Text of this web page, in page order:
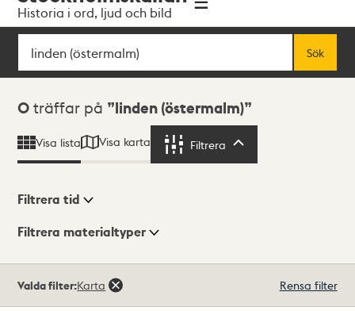
navigationen
huvudinnehållet
Historia i ord, ljud och bild
Sök
Sök
Sökresultat
0 träffar på linden (östermalm)
Visa lista Visa karta Filtrera
Visningsläge
Filtrera tid
Filtrera materialtyper
träffar
Valda filter:Karta Rensa filter